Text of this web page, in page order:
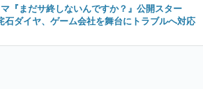
『まだサ終しないんですか？』公開スター
石ダイヤ、ゲーム会社を舞台にトラブルへ対応